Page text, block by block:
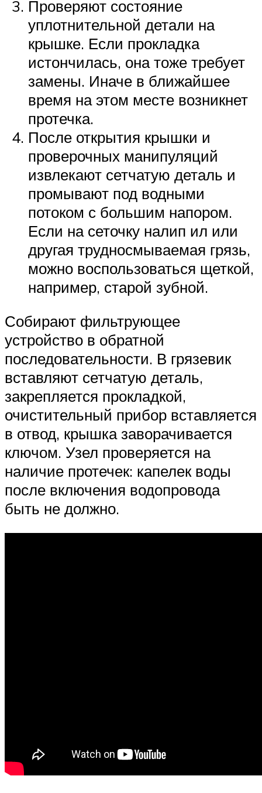
Проверяют состояние
уплотнительной детали на
крышке. Если прокладка
истончилась, она тоже требует
замены. Иначе в ближайшее
время на этом месте возникнет
протечка.
После открытия крышки и
проверочных манипуляций
извлекают сетчатую деталь и
промывают под водными
потоком с большим напором.
Если на сеточку налип ил или
другая трудносмываемая грязь,
можно воспользоваться щеткой,
например, старой зубной.
Собирают фильтрующее
устройство в обратной
последовательности. В грязевик
вставляют сетчатую деталь,
закрепляется прокладкой,
очистительный прибор вставляется
в отвод, крышка заворачивается
ключом. Узел проверяется на
наличие протечек: капелек воды
после включения водопровода
быть не должно.